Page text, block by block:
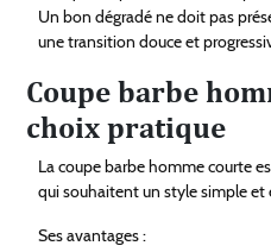
Un bon dégradé ne doit pas
une transition douce et
Coupe barbe
choix pratique
La coupe barbe homme courte
qui souhaitent un style simple et
Ses avantages :